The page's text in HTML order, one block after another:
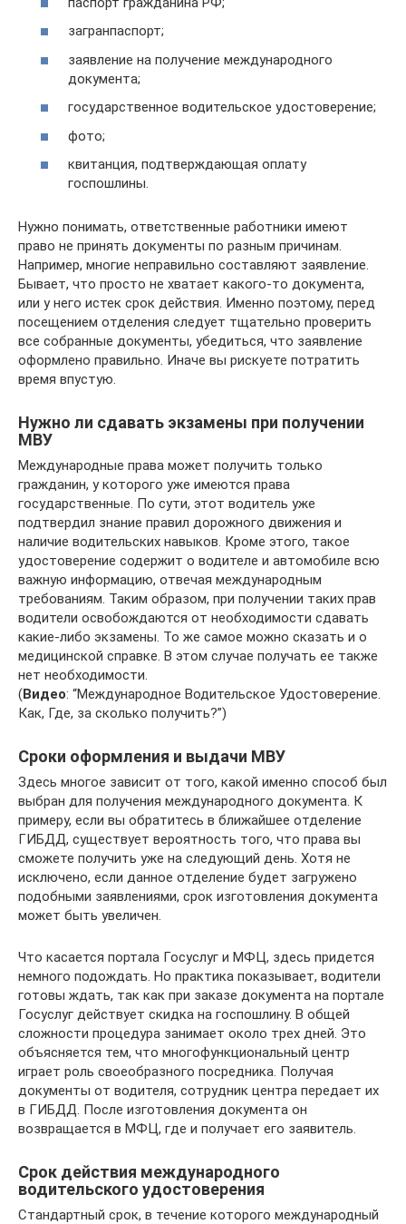
загранпаспорт;
заявление на получение международного
документа;
государственное водительское удостоверение;
фото;
квитанция, подтверждающая оплату
госпошлины.
Нужно понимать, ответственные работники имеют
право не принять документы по разным причинам.
Например, многие неправильно составляют заявление.
Бывает, что просто не хватает какого-то документа,
или у него истек срок действия. Именно поэтому, перед
посещением отделения следует тщательно проверить
все собранные документы, убедиться, что заявление
оформлено правильно. Иначе вы рискуете потратить
время впустую.
Нужно ли сдавать экзамены при получении
МВУ
Международные права может получить только
гражданин, у которого уже имеются права
государственные. По сути, этот водитель уже
подтвердил знание правил дорожного движения и
наличие водительских навыков. Кроме этого, такое
удостоверение содержит о водителе и автомобиле всю
важную информацию, отвечая международным
требованиям. Таким образом, при получении таких прав
водители освобождаются от необходимости сдавать
какие-либо экзамены. То же самое можно сказать и о
медицинской справке. В этом случае получать ее также
нет необходимости.
(Видео: “Международное Водительское Удостоверение.
Как, Где, за сколько получить?”)
Сроки оформления и выдачи МВУ
Здесь многое зависит от того, какой именно способ был
выбран для получения международного документа. К
примеру, если вы обратитесь в ближайшее отделение
ГИБДД, существует вероятность того, что права вы
сможете получить уже на следующий день. Хотя не
исключено, если данное отделение будет загружено
подобными заявлениями, срок изготовления документа
может быть увеличен.
Что касается портала Госуслуг и МФЦ, здесь придется
немного подождать. Но практика показывает, водители
готовы ждать, так как при заказе документа на портале
Госуслуг действует скидка на госпошлину. В общей
сложности процедура занимает около трех дней. Это
объясняется тем, что многофункциональный центр
играет роль своеобразного посредника. Получая
документы от водителя, сотрудник центра передает их
в ГИБДД. После изготовления документа он
возвращается в МФЦ, где и получает его заявитель.
Срок действия международного
водительского удостоверения
Стандартный срок, в течение которого международный